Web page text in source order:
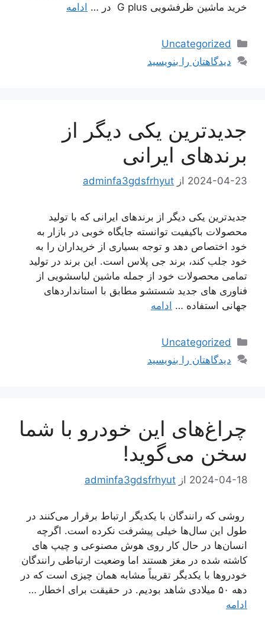
خرید ماشین ظرفشویی G plus در …
ادامه
دسته‌ها
Uncategorized
دیدگاهتان را بنویسید
جدیدترین یکی دیگر از
برندهای ایرانی
2024-04-23 از adminfa3gdsfrhyut
جدیدترین یکی دیگر از برندهای ایرانی که با تولید
محصولات باکیفیت توانسته جایگاه خوبی در بازار به
خود اختصاص دهد و توجه بسیاری از خریداران را به
خود جلب کند، برند جی پلاس است. این برند در تولید
تمامی محصولات خود از جمله ماشین لباسشویی از
فناوری های جدید شستشو مطابق با استانداردهای
جهانی استفاده … ادامه
دسته‌ها
Uncategorized
دیدگاهتان را بنویسید
چراغ‌های این خودرو با شما
سخن می‌گوید!
2024-04-18 از adminfa3gdsfrhyut
روشی که رانندگان با یکدیگر ارتباط برقرار می‌کنند در
طول این سال‌ها خیلی پیشرفت نکرده است. اگرچه
انسان‌ها در حال کار روی هوش مصنوعی و چیپ های
کاشته شده در مغز هستند اما وضعیت ارتباطی رانندگان
خودروها با یکدیگر تقریباً مشابه همان چیزی است که در
دهه ۵۰ میلادی شاهد بودیم. در حقیقت برای اخطار …
ادامه